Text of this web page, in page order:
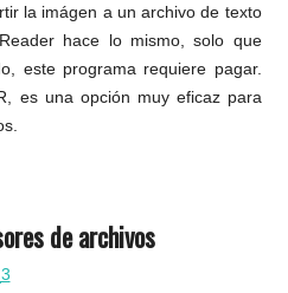
la imágen a un archivo de texto
hace lo mismo, solo que
este programa requiere pagar.
es una opción muy eficaz para
de archivos